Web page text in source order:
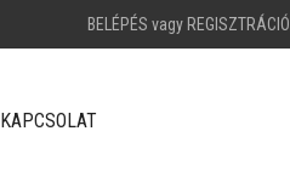
BELÉPÉS vagy REGISZTRÁCIÓ
KAPCSOLAT